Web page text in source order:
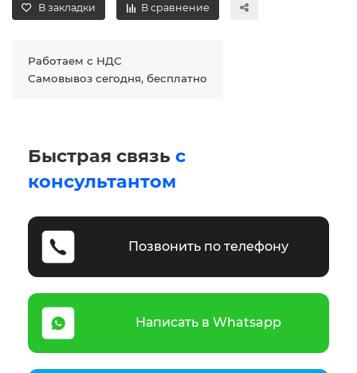
В закладки В сравнение
Работаем с НДС
Самовывоз сегодня, бесплатно
Быстрая связь с
консультантом
Позвонить по телефону
Написать в Whatsapp